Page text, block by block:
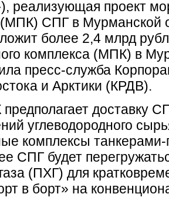
реализующая проект
(МПК) СПГ в Мурманской
более 2,4 млрд
комплекса (МПК) в
пресс-служба
и Арктики (КРДВ).
доставку
углеводородного
комплексы танкерами-
СПГ будет
(ПХГ) для
в борт» на